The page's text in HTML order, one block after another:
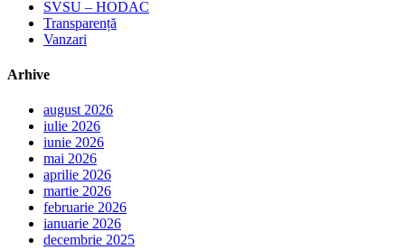
SVSU – HODAC
Transparență
Vanzari
Arhive
august 2026
iulie 2026
iunie 2026
mai 2026
aprilie 2026
martie 2026
februarie 2026
ianuarie 2026
decembrie 2025